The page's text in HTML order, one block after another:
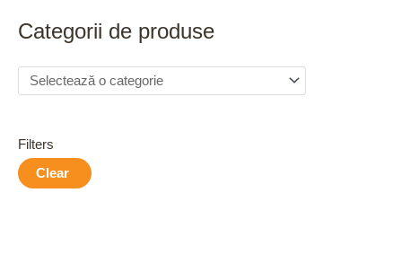
Categorii de produse
Filters
Clear